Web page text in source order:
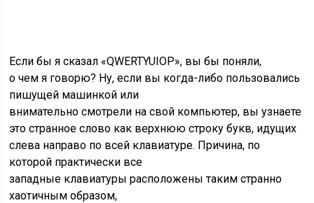
Если бы я сказал «QWERTYUIOP», вы бы поняли,
о чем я говорю? Ну, если вы когда-либо пользовались
пишущей машинкой или
внимательно смотрели на свой компьютер, вы узнаете
это странное слово как верхнюю строку букв, идущих
слева направо по всей клавиатуре. Причина, по
которой практически все
западные клавиатуры расположены таким странно
хаотичным образом,